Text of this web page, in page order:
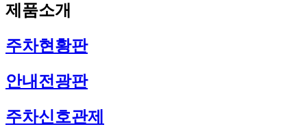
제품소개
주차현황판
안내전광판
주차신호관제